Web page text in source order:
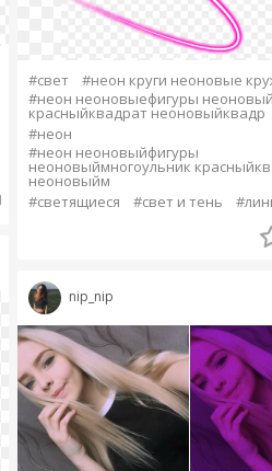
#свет
#неон круги неоновые
#неон неоновыефигуры
красныйквадрат неоновыйквадр
#неон
#неон неоновыйфигуры
неоновыймногоульник
неоновыйм
#светящиеся
#свет и тень
nip_nip